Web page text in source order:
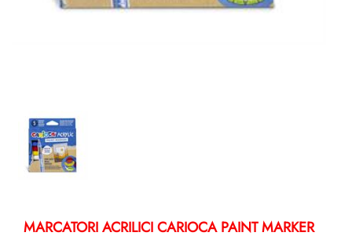
MARCATORI ACRILICI CARIOCA PAINT MARKER